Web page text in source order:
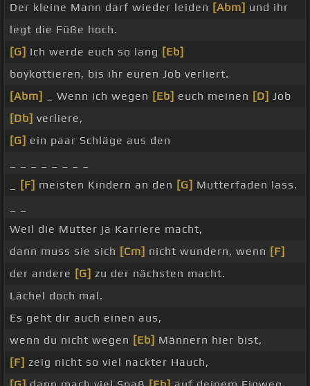
Der kleine Mann darf wieder leiden [Abm] und ihr
legt die Füße hoch.
[G] Ich werde euch so lang [Eb]
boykottieren, bis ihr euren Job verliert.
[Abm]
_ Wenn ich wegen [Eb] euch meinen [D] Job
[Db] verliere,
[G] ein paar Schläge aus den
[F] meisten Kindern an den [G] Mutterfaden lass.
Weil die Mutter ja Karriere macht,
dann muss sie sich [Cm] nicht wundern, wenn [F]
der andere [G] zu der nächsten macht.
Lächel doch mal.
Es geht dir auch einen aus,
wenn du nicht wegen [Eb] Männern hier bist,
[F] zeig nicht so viel nackter Hauch,